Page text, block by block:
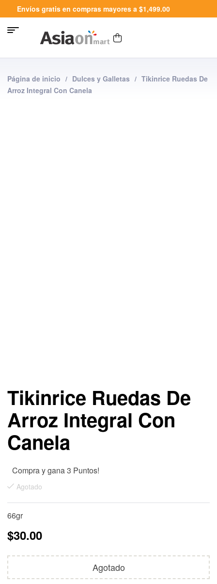
Envíos gratis en compras mayores a $1,499.00
Página de inicio / Dulces y Galletas / Tikinrice Ruedas De
Arroz Integral Con Canela
Tikinrice Ruedas De
Arroz Integral Con
Canela
Compra y gana 3 Puntos!
Agotado
66gr
$30.00
Agotado